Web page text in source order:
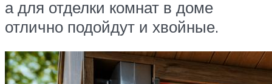
а для отделки комнат в доме
отлично подойдут и хвойные.